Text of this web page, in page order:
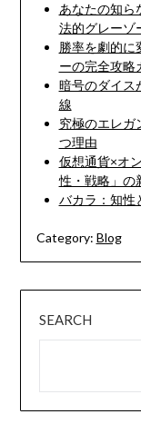
あなたの知ら
法的グレーゾ
勝率を劇的に
ーの完全攻略
暗号のダイス
線
究極のエレガ
つ理由
仮想通貨×オ
性・戦略」の
バカラ：知性
Category: Blog
SEARCH